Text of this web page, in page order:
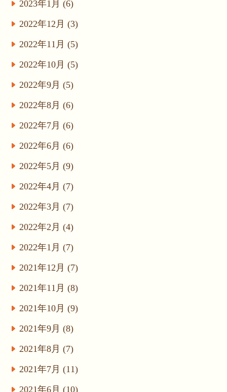
2023年1月 (6)
2022年12月 (3)
2022年11月 (5)
2022年10月 (5)
2022年9月 (5)
2022年8月 (6)
2022年7月 (6)
2022年6月 (6)
2022年5月 (9)
2022年4月 (7)
2022年3月 (7)
2022年2月 (4)
2022年1月 (7)
2021年12月 (7)
2021年11月 (8)
2021年10月 (9)
2021年9月 (8)
2021年8月 (7)
2021年7月 (11)
2021年6月 (10)